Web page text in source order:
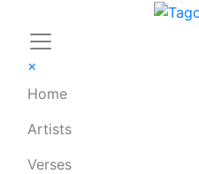
×
Home
Artists
Verses